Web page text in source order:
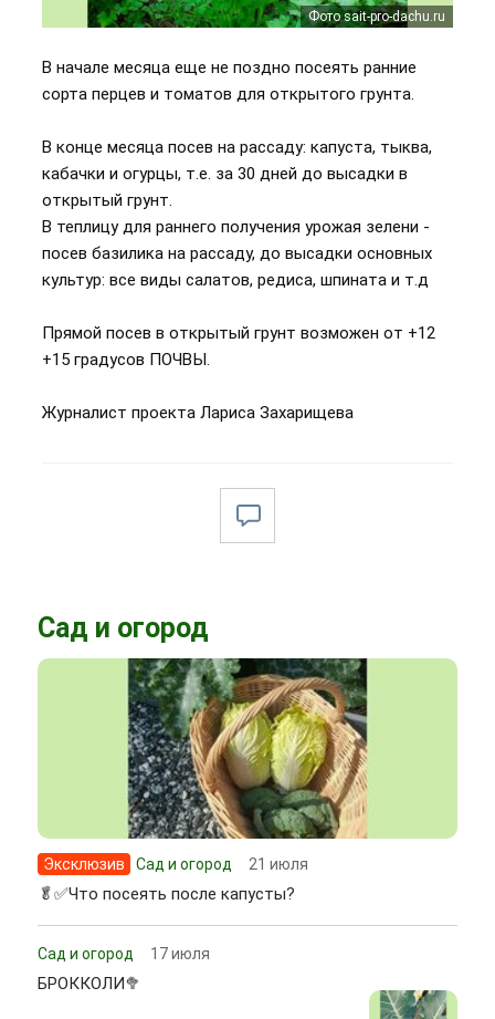
Фото agroflora.ru
Фото sait-pro-dachu.ru
Фото sait-pro-dachu.ru
В начале месяца еще не поздно посеять ранние
сорта перцев и томатов для открытого грунта.
В конце месяца посев на рассаду: капуста, тыква,
кабачки и огурцы, т.е. за 30 дней до высадки в
открытый грунт.
В теплицу для раннего получения урожая зелени -
посев базилика на рассаду, до высадки основных
культур: все виды салатов, редиса, шпината и т.д
Прямой посев в открытый грунт возможен от +12
+15 градусов ПОЧВЫ.
Журналист проекта Лариса Захарищева
Сад и огород
Эксклюзив Сад и огород 21 июля
🥬✅Что посеять после капусты?
Сад и огород 17 июля
БРОККОЛИ🥦